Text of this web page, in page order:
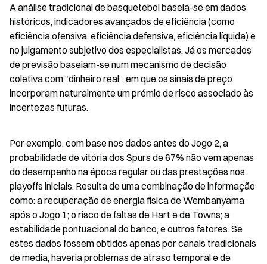
A análise tradicional de basquetebol baseia-se em dados
históricos, indicadores avançados de eficiência (como
eficiência ofensiva, eficiência defensiva, eficiência líquida) e
no julgamento subjetivo dos especialistas. Já os mercados
de previsão baseiam-se num mecanismo de decisão
coletiva com “dinheiro real”, em que os sinais de preço
incorporam naturalmente um prémio de risco associado às
incertezas futuras.
Por exemplo, com base nos dados antes do Jogo 2, a
probabilidade de vitória dos Spurs de 67% não vem apenas
do desempenho na época regular ou das prestações nos
playoffs iniciais. Resulta de uma combinação de informação
como: a recuperação de energia física de Wembanyama
após o Jogo 1; o risco de faltas de Hart e de Towns; a
estabilidade pontuacional do banco; e outros fatores. Se
estes dados fossem obtidos apenas por canais tradicionais
de media, haveria problemas de atraso temporal e de